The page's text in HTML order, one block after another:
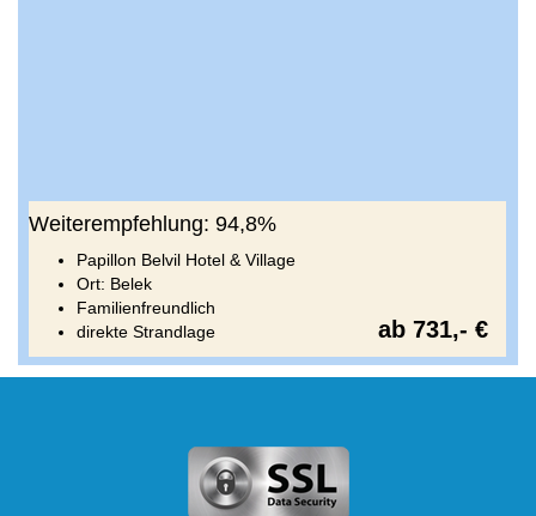
Weiterempfehlung: 94,8%
Papillon Belvil Hotel & Village
Ort: Belek
Familienfreundlich
direkte Strandlage
ab 731,- €